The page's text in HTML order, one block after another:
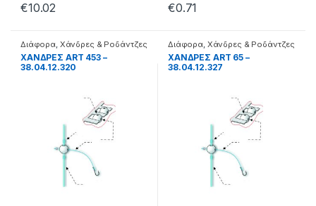
€10.02 €0.71
Διάφορα, Χάνδρες & Ροδάντζες
ΧΑΝΔΡΕΣ ART 453 –
38.04.12.320
Διάφορα, Χάνδρες & Ροδάντζες
ΧΑΝΔΡΕΣ ART 65 –
38.04.12.327